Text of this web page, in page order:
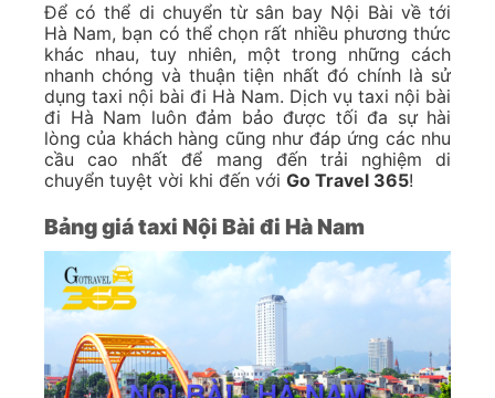
Để có thể di chuyển từ sân bay Nội Bài về tới
Hà Nam, bạn có thể chọn rất nhiều phương thức
khác nhau, tuy nhiên, một trong những cách
nhanh chóng và thuận tiện nhất đó chính là sử
dụng taxi nội bài đi Hà Nam. Dịch vụ taxi nội bài
đi Hà Nam luôn đảm bảo được tối đa sự hài
lòng của khách hàng cũng như đáp ứng các nhu
cầu cao nhất để mang đến trải nghiệm di
chuyển tuyệt vời khi đến với Go Travel 365!
Bảng giá taxi Nội Bài đi Hà Nam